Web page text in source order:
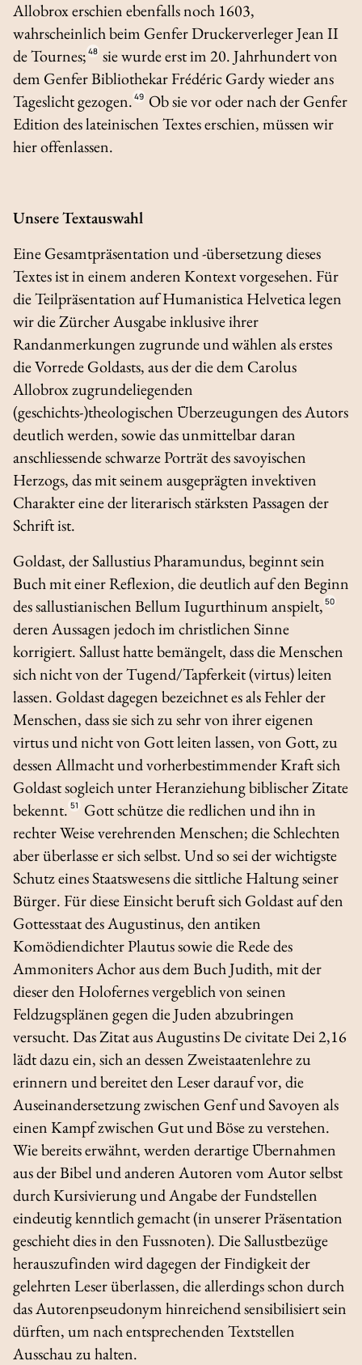
Allobroxerschien ebenfalls noch 1603,
wahrscheinlich beim Genfer Druckerverleger Jean II
de Tournes; 48 sie wurde erst im 20. Jahrhundert von
dem Genfer Bibliothekar Frédéric Gardy wieder ans
Tageslicht gezogen. 49 Ob sie vor oder nach der Genfer
Edition des lateinischen Textes erschien, müssen wir
hier offenlassen.
Unsere Textauswahl
Eine Gesamtpräsentation und -übersetzung dieses
Textes ist in einem anderen Kontext vorgesehen. Für
die Teilpräsentation aufHumanistica Helveticalegen
wir die Zürcher Ausgabe inklusive ihrer
Randanmerkungen zugrunde und wählen als erstes
die Vorrede Goldasts, aus der die dem Carolus
Allobroxzugrundeliegenden
(geschichts-)theologischen Überzeugungen des Autors
deutlich werden, sowie das unmittelbar daran
anschliessende schwarze Porträt des savoyischen
Herzogs, das mit seinem ausgeprägten invektiven
Charakter eine der literarisch stärksten Passagen der
Schrift ist.
Goldast, der Sallustius Pharamundus, beginnt sein
Buch mit einer Reflexion, die deutlich auf den Beginn
des sallustianischenBellum Iugurthinumanspielt, 50
deren Aussagen jedoch im christlichen Sinne
korrigiert. Sallust hatte bemängelt, dass die Menschen
sich nicht von der Tugend/Tapferkeit (virtus) leiten
lassen. Goldast dagegen bezeichnet es als Fehler der
Menschen, dass sie sich zu sehr von ihrer eigenen
virtusund nicht von Gott leiten lassen, von Gott, zu
dessen Allmacht und vorherbestimmender Kraft sich
Goldast sogleich unter Heranziehung biblischer Zitate
bekennt. 51
Gott schütze die redlichen und ihn in
rechter Weise verehrenden Menschen; die Schlechten
aber überlasse er sich selbst. Und so sei der wichtigste
Schutz eines Staatswesens die sittliche Haltung seiner
Bürger. Für diese Einsicht beruft sich Goldast auf den
Gottesstaatdes Augustinus, den antiken
Komödiendichter Plautus sowie die Rede des
Ammoniters Achor aus dem Buch Judith, mit der
dieser den Holofernes vergeblich von seinen
Feldzugsplänen gegen die Juden abzubringen
versucht. Das Zitat aus AugustinsDe civitate Dei2,16
lädt dazu ein, sich an dessen Zweistaatenlehre zu
erinnern und bereitet den Leser darauf vor, die
Auseinandersetzung zwischen Genf und Savoyen als
einen Kampf zwischen Gut und Böse zu verstehen.
Wie bereits erwähnt, werden derartige Übernahmen
aus der Bibel und anderen Autoren vom Autor selbst
durch Kursivierung und Angabe der Fundstellen
eindeutig kenntlich gemacht (in unserer Präsentation
geschieht dies in den Fussnoten). Die Sallustbezüge
herauszufinden wird dagegen der Findigkeit der
gelehrten Leser überlassen, die allerdings schon durch
das Autorenpseudonym hinreichend sensibilisiert sein
dürften, um nach entsprechenden Textstellen
Ausschau zu halten.